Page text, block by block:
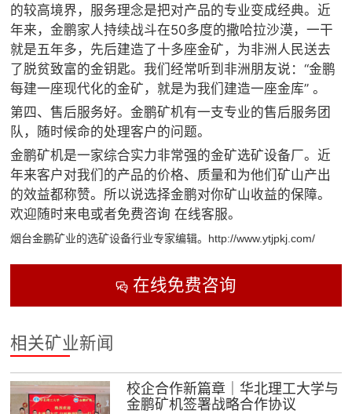
的较高境界，服务理念是把对产品的专业变成经典。近
年来，金鹏家人持续战斗在50多度的撒哈拉沙漠，一干
就是五年多，先后建造了十多座金矿，为非洲人民送去
了脱贫致富的金钥匙。我们经常听到非洲朋友说：“金鹏
每建一座现代化的金矿，就是为我们建造一座金库” 。
第四、售后服务好。金鹏矿机有一支专业的售后服务团
队，随时候命的处理客户的问题。
金鹏矿机是一家综合实力非常强的金矿选矿设备厂。近
年来客户对我们的产品的价格、质量和为他们矿山产出
的效益都称赞。所以说选择金鹏对你矿山收益的保障。
欢迎随时来电或者免费咨询 在线客服。
烟台金鹏矿业的选矿设备行业专家编辑。http://www.ytjpkj.com/
在线免费咨询
相关矿业新闻
校企合作新篇章｜华北理工大学与
金鹏矿机签署战略合作协议